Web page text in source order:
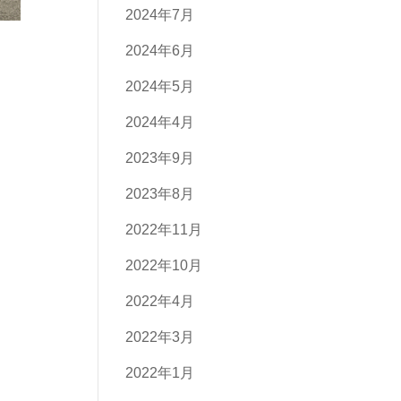
2024年7月
2024年6月
2024年5月
2024年4月
2023年9月
2023年8月
2022年11月
2022年10月
2022年4月
2022年3月
2022年1月